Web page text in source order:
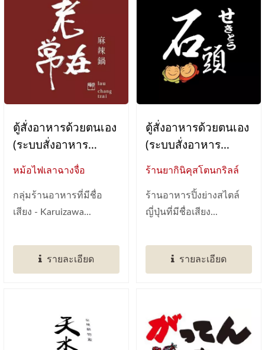
ตู้สั่งอาหารด้วยตนเอง
(ระบบสั่งอาหาร
แท็บเล็ต)
หม้อไฟเลาฉางจื่อ
กลุ่มร้านอาหารที่มีชื่อ
เสียง - Karuizawa...
รายละเอียด
ตู้สั่งอาหารด้วยตนเอง
(ระบบสั่งอาหาร
แท็บเล็ต)
ร้านยากินิคุสโตนกริลล์
ร้านอาหารปิ้งย่างสไตล์
ญี่ปุ่นที่มีชื่อเสียง...
รายละเอียด